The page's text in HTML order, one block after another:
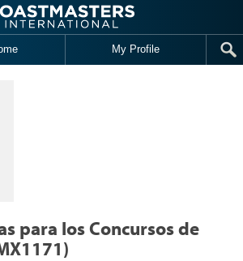
My Profile
para los Concursos de